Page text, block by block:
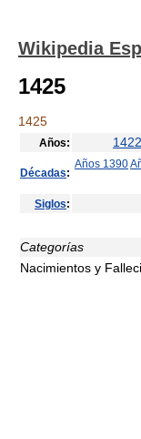
Wikipedia
1425
1425
Años: 1422
Décadas:
Años 1390
Siglos:
Categorías
Nacimientos y